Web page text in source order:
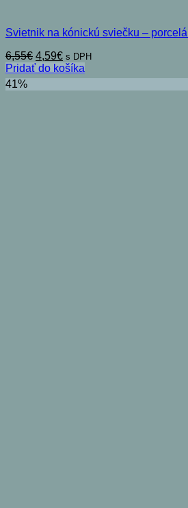
Svietnik na kónickú sviečku –
6,55€ Pôvodná
cena
bola:
6,55€.
4,59€Aktuálna
cena
je:
4,59€.
s DPH
Pridať do košíka
41%